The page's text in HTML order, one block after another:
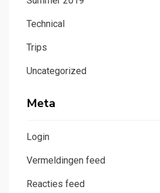
Technical
Trips
Uncategorized
Meta
Login
Vermeldingen feed
Reacties feed